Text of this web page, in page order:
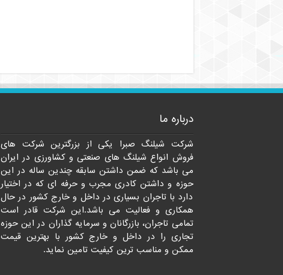
درباره ما
شرکت شیلنگ صبرا یکی از بزرگترین شرکت های
فروش انواع شیلنگ های صنعتی و کشاورزی در ایران
می باشد که ضمن داشتن سابقه چندین ساله در این
حوزه و داشتن کادری مجرب و حرفه ای که در اختیار
دارد با تاجران بسیاری در داخل و خارج کشور در حال
همکاری و فعالیت می باشد.این شرکت قادر است
تمامی تاجران، بازرگانان و سرمایه گذاران در این حوزه
تجاری را در داخل و خارج کشور با بهترین قیمت
ممکن و مناسب ترین کیفیت تامین نماید.